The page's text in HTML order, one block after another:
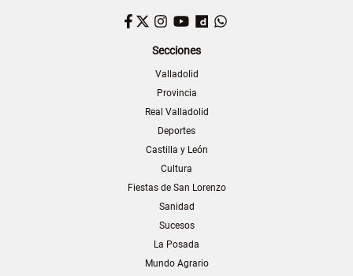
Facebook
TwitterInstagram
YouTubeDailymotion
Secciones
Valladolid
Provincia
Real Valladolid
Deportes
Castilla y León
Cultura
Fiestas de San Lorenzo
Sanidad
Sucesos
La Posada
Mundo Agrario